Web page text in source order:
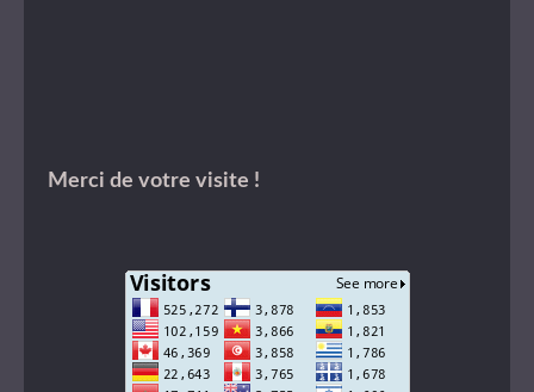
Merci de votre visite !